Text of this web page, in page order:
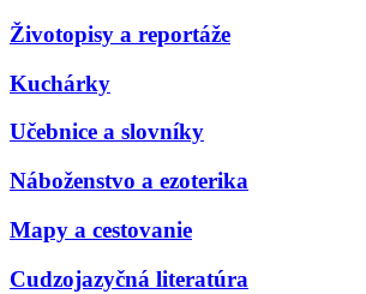
Životopisy a reportáže
Kuchárky
Učebnice a slovníky
Náboženstvo a ezoterika
Mapy a cestovanie
Cudzojazyčná literatúra